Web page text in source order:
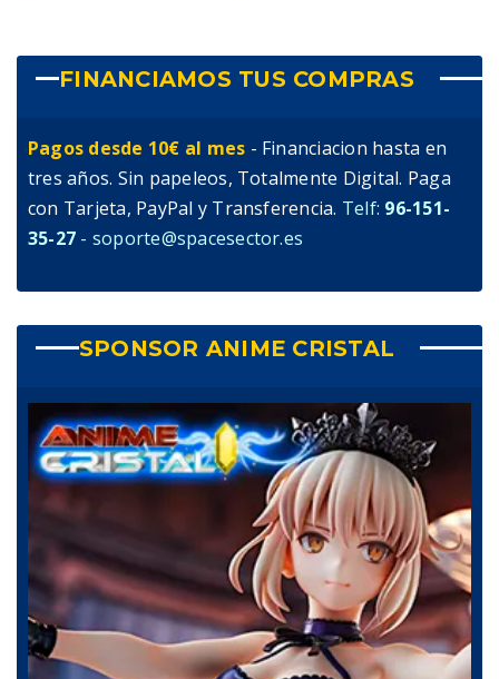
FINANCIAMOS TUS COMPRAS
Pagos desde 10€ al mes - Financiacion hasta en
tres años. Sin papeleos, Totalmente Digital. Paga
con Tarjeta, PayPal y Transferencia. Telf: 96-151-
35-27 - soporte@spacesector.es
SPONSOR ANIME CRISTAL